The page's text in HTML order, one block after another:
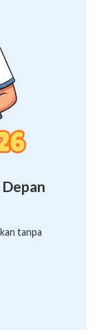
Depan
tanpa